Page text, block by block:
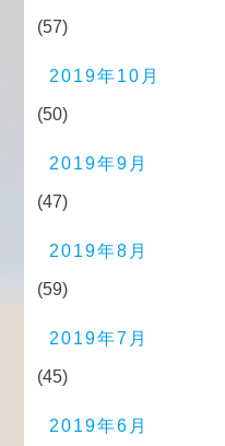
(57)
2019年10月
(50)
2019年9月
(47)
2019年8月
(59)
2019年7月
(45)
2019年6月